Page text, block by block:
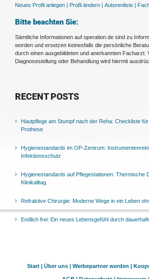
Neues Profil anlegen | Profil ändern | Autorenliste |
Bitte beachten Sie:
Sämtliche Informationen auf operation.de sind zu
worden und ersetzen keinesfalls die persönliche
durch einen ausgebildeten und anerkannten Facharzt.
Diagnosestellung oder Behandlung wird hiermit
RECENT POSTS
Hautpflege am Stumpf nach der Reha: Checkliste für
Prothese
Hygienestandards im OP-Zentrum:
Infektionsschutz
Hygienestandards auf Pflegestationen: Thermische
Klinikalltag
Refraktive Chirurgie: Moderne Wege in ein Leben
Endlich frei: Ein neues Lebensgefühl durch
Start | Über uns | Werbepartner werden |